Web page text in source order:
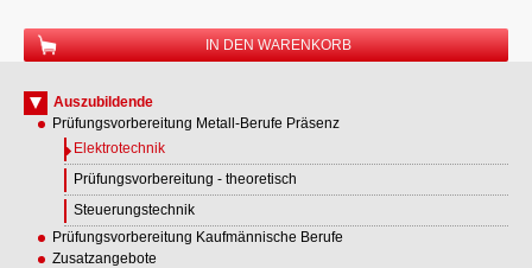
IN DEN WARENKORB
Auszubildende
Prüfungsvorbereitung Metall-Berufe Präsenz
Elektrotechnik
Prüfungsvorbereitung - theoretisch
Steuerungstechnik
Prüfungsvorbereitung Kaufmännische Berufe
Zusatzangebote